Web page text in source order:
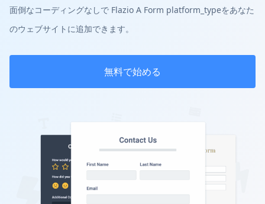
面倒なコーディングなしで Flazio A Form platform_typeをあなた
のウェブサイトに追加できます。
無料で始める